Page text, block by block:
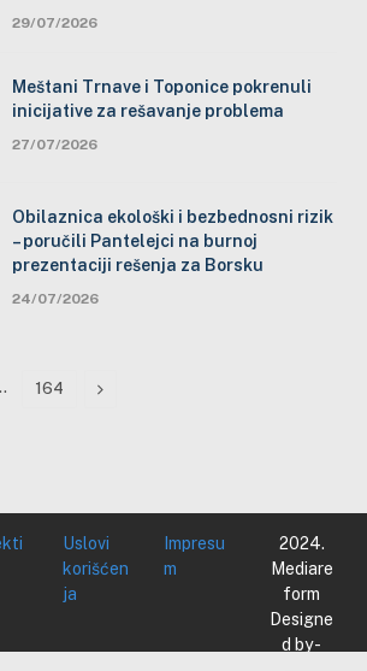
29/07/2026
Meštani Trnave i Toponice pokrenuli
inicijative za rešavanje problema
27/07/2026
Obilaznica ekološki i bezbednosni rizik
– poručili Pantelejci na burnoj
prezentaciji rešenja za Borsku
24/07/2026
164 Next
Uslovi
korišćen
ja
Impresu
m
2024.
Mediare
form
Designe
d by -